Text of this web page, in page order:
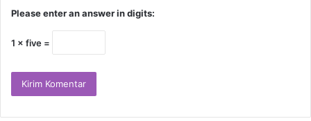
Please enter an answer in digits:
1 × five =